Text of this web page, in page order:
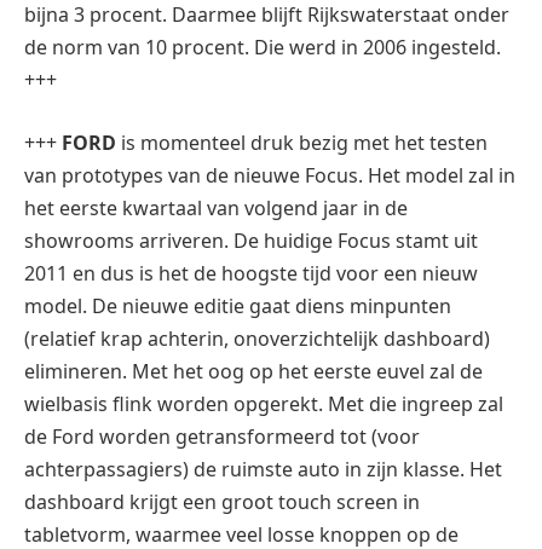
bijna 3 procent. Daarmee blijft Rijkswaterstaat onder
de norm van 10 procent. Die werd in 2006 ingesteld.
+++
+++ FORD is momenteel druk bezig met het testen
van prototypes van de nieuwe Focus. Het model zal in
het eerste kwartaal van volgend jaar in de
showrooms arriveren. De huidige Focus stamt uit
2011 en dus is het de hoogste tijd voor een nieuw
model. De nieuwe editie gaat diens minpunten
(relatief krap achterin, onoverzichtelijk dashboard)
elimineren. Met het oog op het eerste euvel zal de
wielbasis flink worden opgerekt. Met die ingreep zal
de Ford worden getransformeerd tot (voor
achterpassagiers) de ruimste auto in zijn klasse. Het
dashboard krijgt een groot touch screen in
tabletvorm, waarmee veel losse knoppen op de